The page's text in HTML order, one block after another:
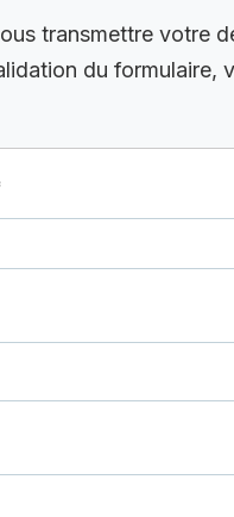
transmettre votre
du formulaire,